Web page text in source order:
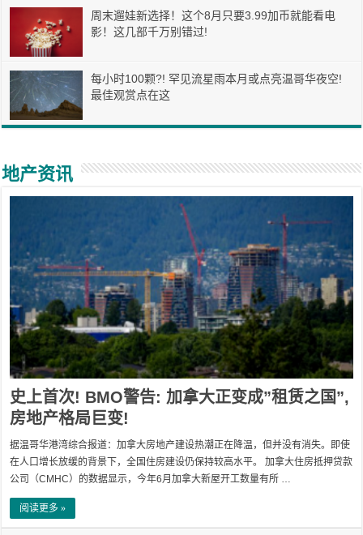
周末遛娃新选择！这个8月只要3.99加币就能看电
影！这几部千万别错过!
每小时100颗?! 罕见流星雨本月或点亮温哥华夜空!
最佳观赏点在这
地产资讯
史上首次! BMO警告: 加拿大正变成”租赁之国”,
房地产格局巨变!
据温哥华港湾综合报道：加拿大房地产建设热潮正在降温，但并没有消失。即使
在人口增长放缓的背景下，全国住房建设仍保持较高水平。 加拿大住房抵押贷款
公司（CMHC）的数据显示，今年6月加拿大新屋开工数量有所 …
阅读更多 »